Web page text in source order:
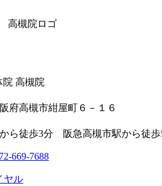
高槻院
府高槻市紺屋町６－１６
ら徒歩3分 阪急高槻市駅から徒歩